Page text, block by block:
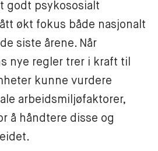
godt psykososialt
økt fokus både nasjonalt
siste årene. Når
nye regler trer i kraft til
kunne vurdere
arbeidsmiljøfaktorer,
å håndtere disse og